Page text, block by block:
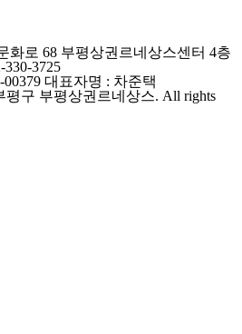
화로 68 부평상권르네상스센터 4층
330-3725
대표자명 : 차준택
구 부평상권르네상스. All rights